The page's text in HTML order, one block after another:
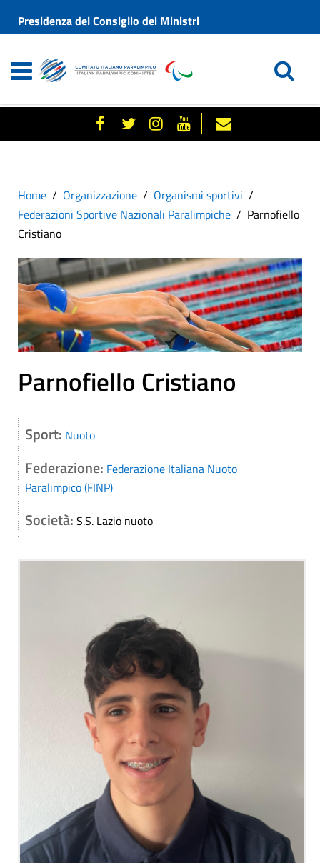
Presidenza del Consiglio dei Ministri
Home Organizzazione
Organismi sportivi
Federazioni Sportive Nazionali Paralimpiche
Parnofiello
Cristiano
Parnofiello Cristiano
Sport: Nuoto
Federazione: Federazione Italiana Nuoto
Paralimpico (FINP)
Società: S.S. Lazio nuoto